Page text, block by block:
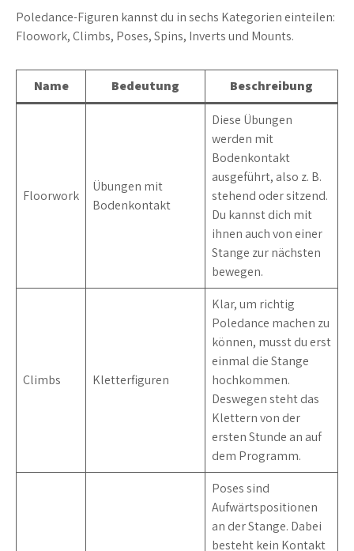
Poledance-Figuren kannst du in sechs Kategorien einteilen:
Floowork, Climbs, Poses, Spins, Inverts und Mounts.
Name Bedeutung Beschreibung
Floorwork
Übungen mit
Bodenkontakt
Diese Übungen
werden mit
Bodenkontakt
ausgeführt, also z. B.
stehend oder sitzend.
Du kannst dich mit
ihnen auch von einer
Stange zur nächsten
bewegen.
Climbs Kletterfiguren
Klar, um richtig
Poledance machen zu
können, musst du erst
einmal die Stange
hochkommen.
Deswegen steht das
Klettern von der
ersten Stunde an auf
dem Programm.
Poses sind
Aufwärtspositionen
an der Stange. Dabei
besteht kein Kontakt